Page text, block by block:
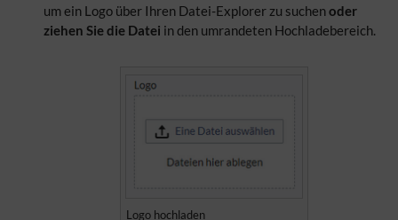
um ein Logo über Ihren Datei-Explorer zu suchenoder
ziehen Sie die Datei in den umrandeten Hochladebereich.
Logo hochladen